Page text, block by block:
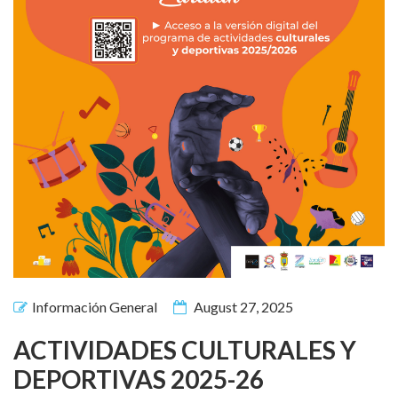
Información General August 27, 2025
ACTIVIDADES CULTURALES Y
DEPORTIVAS 2025-26